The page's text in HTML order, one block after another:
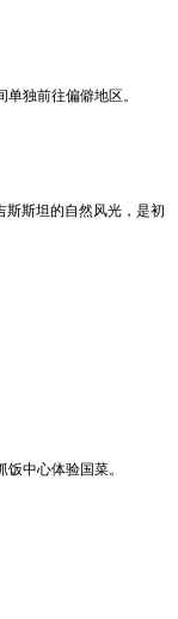
独前往偏僻地区。
斯斯坦的自然风光，是初
中心体验国菜。